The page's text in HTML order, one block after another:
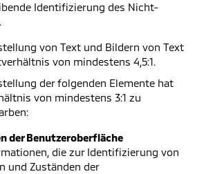
Identifizierung des Nicht-
von Text und Bildern von Text
von mindestens 4,5:1.
der folgenden Elemente hat
von mindestens 3:1 zu
der Benutzeroberfläche
die zur Identifizierung von
und Zuständen der